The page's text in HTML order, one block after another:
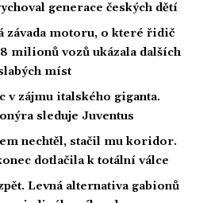
generace českých dětí
závada motoru, o které řidič
milionů vozů ukázala dalších
míst
v zájmu italského giganta.
sleduje Juventus
nechtěl, stačil mu koridor.
dotlačila k totální válce
Levná alternativa gabionů